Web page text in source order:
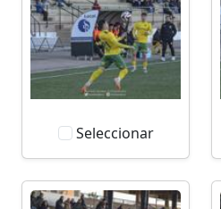
Seleccionar